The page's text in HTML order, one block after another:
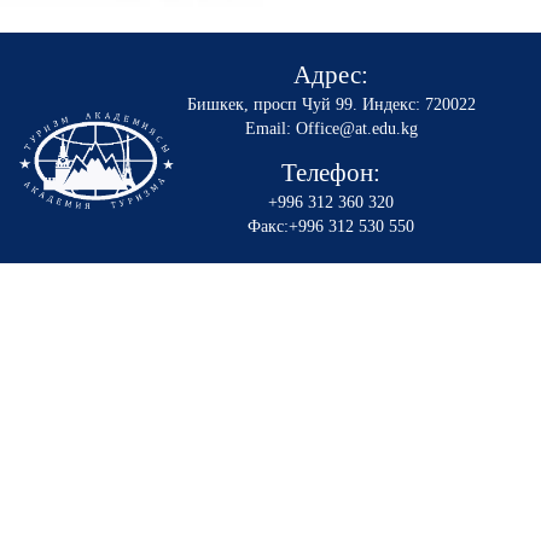
Адрес:
Бишкек, просп Чуй 99. Индекс: 720022
Email: Office@at.edu.kg
Телефон:
+996 312 360 320
Факс:+996 312 530 550